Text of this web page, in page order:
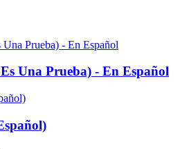
Una Prueba) - En Español